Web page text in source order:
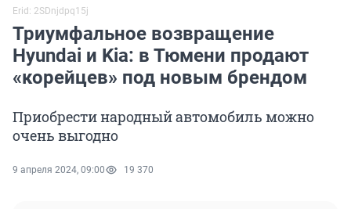
Erid: 2SDnjdpq15j
Триумфальное возвращение
Hyundai и Kia: в Тюмени продают
«корейцев» под новым брендом
Приобрести народный автомобиль можно
очень выгодно
9 апреля 2024, 09:00 19 370